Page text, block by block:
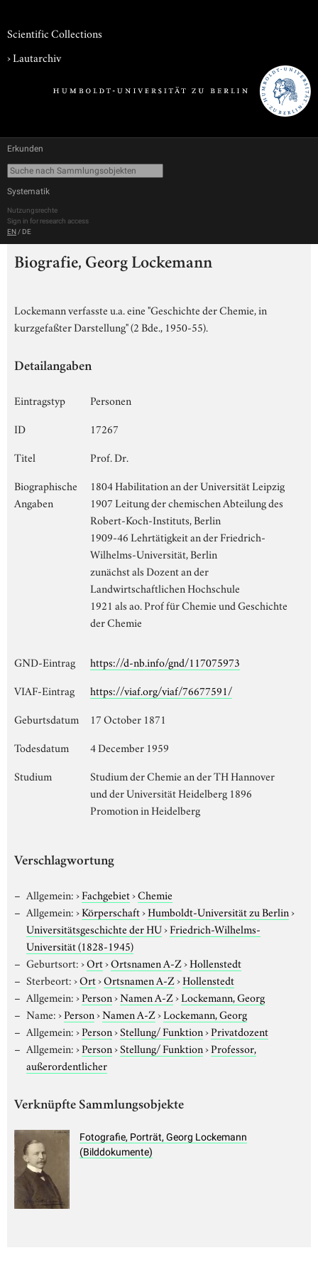
Scientific Collections
›Lautarchiv
Erkunden
Systematik
Nutzungsrechte
Sign in for research access
EN / DE
Biografie, Georg Lockemann
Lockemann verfasste u.a. eine "Geschichte der Chemie, in
kurzgefaßter Darstellung" (2 Bde., 1950-55).
Detailangaben
Eintragstyp
Personen
ID
17267
Titel
Prof. Dr.
Biographische
Angaben
1804 Habilitation an der Universität Leipzig
1907 Leitung der chemischen Abteilung des
Robert-Koch-Instituts, Berlin
1909-46 Lehrtätigkeit an der Friedrich-
Wilhelms-Universität, Berlin
zunächst als Dozent an der
Landwirtschaftlichen Hochschule
1921 als ao. Prof für Chemie und Geschichte
der Chemie
GND-Eintrag
https://d-nb.info/gnd/117075973
VIAF-Eintrag
https://viaf.org/viaf/76677591/
Geburtsdatum
17 October 1871
Todesdatum
4 December 1959
Studium
Studium der Chemie an der TH Hannover
und der Universität Heidelberg 1896
Promotion in Heidelberg
Verschlagwortung
Allgemein:›Fachgebiet›Chemie
Allgemein:›Körperschaft›Humboldt-Universität zu Berlin›
Universitätsgeschichte der HU›Friedrich-Wilhelms-
Universität (1828-1945)
Geburtsort:›Ort›Ortsnamen A-Z›Hollenstedt
Sterbeort:›Ort›Ortsnamen A-Z›Hollenstedt
Allgemein:›Person›Namen A-Z›Lockemann, Georg
Name:›Person›Namen A-Z›Lockemann, Georg
Allgemein:›Person›Stellung/ Funktion›Privatdozent
Allgemein:›Person›Stellung/ Funktion›Professor,
außerordentlicher
Verknüpfte Sammlungsobjekte
Fotografie, Porträt, Georg Lockemann
(Bilddokumente)